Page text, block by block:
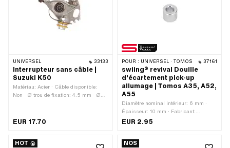
UNIVERSEL 33133
Interrupteur sans câble |
Suzuki K50
Matériau: Acier · Câble disponible:
Non · Ø trou de fixation: 4.5 mm · Ø
Standard
EUR 17.70
POUR : UNIVERSEL · TOMOS 37161
swiing® revival Douille
d'écartement pick-up
allumage | Tomos A35, A52,
A55
Diamètre nominal intérieur: 6 mm ·
Épaisseur: 10 mm · Fabricant:
swiing® revival parts · Matériau: Acier
6.2 mm · Surface: galvanisé bleu ·
EUR 2.95
HOT NOS